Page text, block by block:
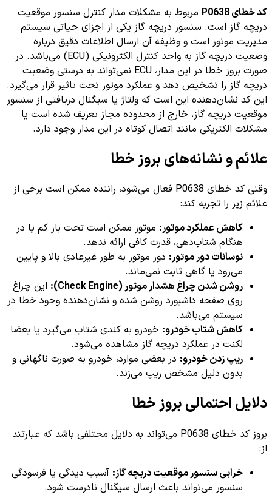
کد خطای P0638
مربوط به مشکلات مدار کنترل سنسور موقعیت
دریچه گاز است. سنسور دریچه گاز یکی از اجزای حیاتی سیستم
مدیریت موتور است و وظیفه آن ارسال اطلاعات دقیق درباره
وضعیت دریچه گاز به واحد کنترل الکترونیکی (ECU) می‌باشد. در
صورت بروز خطا در این مدار، ECU نمی‌تواند به درستی وضعیت
دریچه گاز را تشخیص دهد و عملکرد موتور تحت تاثیر قرار می‌گیرد.
این کد نشان‌دهنده این است که ولتاژ یا سیگنال دریافتی از سنسور
موقعیت دریچه گاز، خارج از محدوده مجاز تعریف شده است یا
مشکلات الکتریکی مانند اتصال کوتاه در این مدار وجود دارد.
علائم و نشانه‌های بروز خطا
وقتی کد خطای P0638 فعال می‌شود، راننده ممکن است برخی از
علائم زیر را تجربه کند:
کاهش عملکرد موتور: موتور ممکن است تحت بار کم یا در
هنگام شتاب‌دهی، قدرت کافی ارائه ندهد.
نوسانات دور موتور: دور موتور به طور غیرعادی بالا و پایین
می‌رود یا گاهی ثابت نمی‌ماند.
روشن شدن چراغ هشدار موتور (Check Engine):
این چراغ
روی صفحه داشبورد روشن شده و نشان‌دهنده وجود خطا در
سیستم می‌باشد.
کاهش شتاب خودرو: خودرو به کندی شتاب می‌گیرد یا بعضا
لکنت در عملکرد دریچه گاز مشاهده می‌شود.
ریپ زدن خودرو: در بعضی موارد، خودرو به صورت ناگهانی و
بدون دلیل مشخص ریپ می‌زند.
دلایل احتمالی بروز خطا
بروز کد خطای P0638 می‌تواند به دلایل مختلفی باشد که عبارتند
از:
خرابی سنسور موقعیت دریچه گاز: آسیب دیدگی یا فرسودگی
سنسور می‌تواند باعث ارسال سیگنال نادرست شود.